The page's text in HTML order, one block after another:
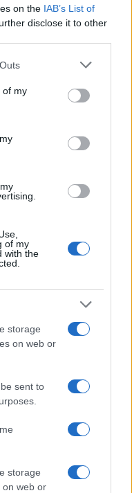
on the IAB’s List of
disclose it to other
one or more Google
You may click to
its third-party tags to
in below Google
of my
of my
with the
storage
on web or
sent to
storage
on web or
εκλεκτικό
στη διακόσμηση
σπιτιού που κάνουν
παιδικό δωμάτιο:
κουζίνα με
για τάξη, ζεστασιά